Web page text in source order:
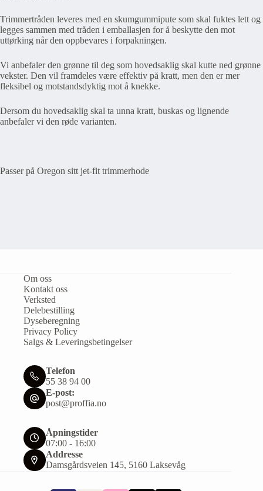
Trimmertråden leveres med en skumgummipute som skal fuktes lett og
legges sammen med tråden i emballasjen for å beskytte den mot
uttørking når den oppbevares i forpakningen.
Vi anbefaler den grønne til deg som hovedsaklig skal kutte ned grønne
vekster. Den vil framdeles være effektiv på kratt, men den er mer
fleksibel og motstandsdyktig mot å knekke.
Dersom du hovedsaklig skal ta unna kratt, buskas og lignende
anbefaler vi den røde varianten.
Passer på Oregon sitt jet-fit trimmerhode
Om oss
Kontakt oss
Verksted
Delebestilling
Dyseberegning
Privacy Policy
Salgs & Leveringsbetingelser
Telefon
55 38 94 00
E-post:
post@proffia.no
Åpningstider
07:00 - 16:00
Addresse
Damsgårdsveien 145, 5160 Laksevåg